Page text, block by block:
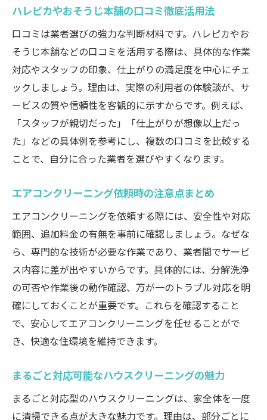
ハレピカやおそうじ本舗の口コミ徹底活用法
口コミは業者選びの強力な判断材料です。ハレピカやお
そうじ本舗などの口コミを活用する際は、具体的な作業
対応やスタッフの印象、仕上がりの満足度を中心にチェ
ックしましょう。理由は、実際の利用者の体験談が、サ
ービスの質や信頼性を客観的に示すからです。例えば、
「スタッフが親切だった」「仕上がりが想像以上だっ
た」などの具体例を参考にし、複数の口コミを比較する
ことで、自分に合った業者を選びやすくなります。
エアコンクリーニング依頼時の注意点まとめ
エアコンクリーニングを依頼する際には、安全性や対応
範囲、追加料金の有無を事前に確認しましょう。なぜな
ら、専門的な技術が必要な作業であり、業者間でサービ
ス内容に差が出やすいからです。具体的には、分解洗浄
の可否や作業後の動作確認、万が一のトラブル対応を明
確にしておくことが重要です。これらを確認すること
で、安心してエアコンクリーニングを任せることがで
き、快適な住環境を維持できます。
まるごと対応可能なハウスクリーニングの魅力
まるごと対応型のハウスクリーニングは、家全体を一度
に清掃できる点が大きな魅力です。理由は、部分ごとに